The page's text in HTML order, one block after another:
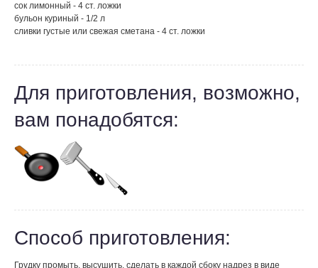
сок лимонный - 4 ст. ложки
бульон куриный - 1/2 л
сливки густые или свежая сметана - 4 ст. ложки
Для приготовления, возможно,
вам понадобятся:
Способ приготовления:
Грудку промыть, высушить, сделать в каждой сбоку надрез в виде